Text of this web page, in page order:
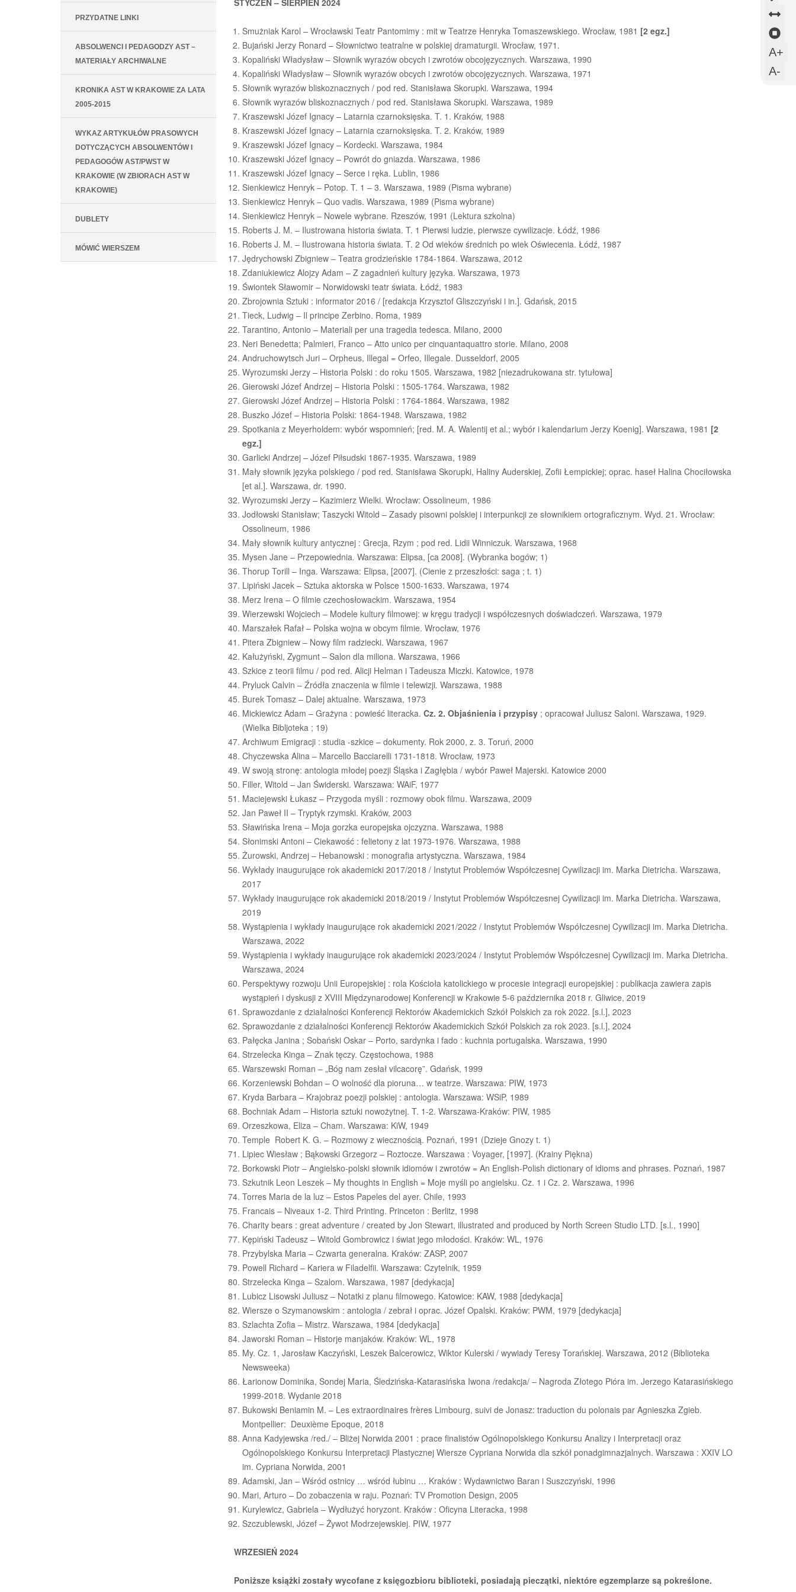
A+
A-
PRZYDATNE LINKI
ABSOLWENCI I PEDAGODZY AST –
MATERIAŁY ARCHIWALNE
KRONIKA AST W KRAKOWIE ZA LATA
2005-2015
WYKAZ ARTYKUŁÓW PRASOWYCH
DOTYCZĄCYCH ABSOLWENTÓW I
PEDAGOGÓW AST/PWST W
KRAKOWIE (W ZBIORACH AST W
KRAKOWIE)
DUBLETY
MÓWIĆ WIERSZEM
STYCZEŃ – SIERPIEŃ 2024
Smużniak Karol – Wrocławski Teatr Pantomimy : mit w Teatrze Henryka Tomaszewskiego. Wrocław, 1981 [2 egz.]
Bujański Jerzy Ronard – Słownictwo teatralne w polskiej dramaturgii. Wrocław, 1971.
Kopaliński Władysław – Słownik wyrazów obcych i zwrotów obcojęzycznych. Warszawa, 1990
Kopaliński Władysław – Słownik wyrazów obcych i zwrotów obcojęzycznych. Warszawa, 1971
Słownik wyrazów bliskoznacznych / pod red. Stanisława Skorupki. Warszawa, 1994
Słownik wyrazów bliskoznacznych / pod red. Stanisława Skorupki. Warszawa, 1989
Kraszewski Józef Ignacy – Latarnia czarnoksięska. T. 1. Kraków, 1988
Kraszewski Józef Ignacy – Latarnia czarnoksięska. T. 2. Kraków, 1989
Kraszewski Józef Ignacy – Kordecki. Warszawa, 1984
Kraszewski Józef Ignacy – Powrót do gniazda. Warszawa, 1986
Kraszewski Józef Ignacy – Serce i ręka. Lublin, 1986
Sienkiewicz Henryk – Potop. T. 1 – 3. Warszawa, 1989 (Pisma wybrane)
Sienkiewicz Henryk – Quo vadis. Warszawa, 1989 (Pisma wybrane)
Sienkiewicz Henryk – Nowele wybrane. Rzeszów, 1991 (Lektura szkolna)
Roberts J. M. – Ilustrowana historia świata. T. 1 Pierwsi ludzie, pierwsze cywilizacje. Łódź, 1986
Roberts J. M. – Ilustrowana historia świata. T. 2 Od wieków średnich po wiek Oświecenia. Łódź, 1987
Jędrychowski Zbigniew – Teatra grodzieńskie 1784-1864. Warszawa, 2012
Zdaniukiewicz Alojzy Adam – Z zagadnień kultury języka. Warszawa, 1973
Świontek Sławomir – Norwidowski teatr świata. Łódź, 1983
Zbrojownia Sztuki : informator 2016 / [redakcja Krzysztof Gliszczyński i in.]. Gdańsk, 2015
Tieck, Ludwig – Il principe Zerbino. Roma, 1989
Tarantino, Antonio – Materiali per una tragedia tedesca. Milano, 2000
Neri Benedetta; Palmieri, Franco – Atto unico per cinquantaquattro storie. Milano, 2008
Andruchowytsch Juri – Orpheus, Illegal = Orfeo, Illegale. Dusseldorf, 2005
Wyrozumski Jerzy – Historia Polski : do roku 1505. Warszawa, 1982 [niezadrukowana str. tytułowa]
Gierowski Józef Andrzej – Historia Polski : 1505-1764. Warszawa, 1982
Gierowski Józef Andrzej – Historia Polski : 1764-1864. Warszawa, 1982
Buszko Józef – Historia Polski: 1864-1948. Warszawa, 1982
Spotkania z Meyerholdem: wybór wspomnień; [red. M. A. Walentij et al.; wybór i kalendarium Jerzy Koenig]. Warszawa, 1981 [2
egz.]
Garlicki Andrzej – Józef Piłsudski 1867-1935. Warszawa, 1989
Mały słownik języka polskiego / pod red. Stanisława Skorupki, Haliny Auderskiej, Zofii Łempickiej; oprac. haseł Halina Chociłowska
[et al.]. Warszawa, dr. 1990.
Wyrozumski Jerzy – Kazimierz Wielki. Wrocław: Ossolineum, 1986
Jodłowski Stanisław; Taszycki Witold – Zasady pisowni polskiej i interpunkcji ze słownikiem ortograficznym. Wyd. 21. Wrocław:
Ossolineum, 1986
Mały słownik kultury antycznej : Grecja, Rzym ; pod red. Lidii Winniczuk. Warszawa, 1968
Mysen Jane – Przepowiednia. Warszawa: Elipsa, [ca 2008]. (Wybranka bogów; 1)
Thorup Torill – Inga. Warszawa: Elipsa, [2007]. (Cienie z przeszłości: saga ; t. 1)
Lipiński Jacek – Sztuka aktorska w Polsce 1500-1633. Warszawa, 1974
Merz Irena – O filmie czechosłowackim. Warszawa, 1954
Wierzewski Wojciech – Modele kultury filmowej: w kręgu tradycji i współczesnych doświadczeń. Warszawa, 1979
Marszałek Rafał – Polska wojna w obcym filmie. Wrocław, 1976
Pitera Zbigniew – Nowy film radziecki. Warszawa, 1967
Kałużyński, Zygmunt – Salon dla miliona. Warszawa, 1966
Szkice z teorii filmu / pod red. Alicji Helman i Tadeusza Miczki. Katowice, 1978
Pryluck Calvin – Źródła znaczenia w filmie i telewizji. Warszawa, 1988
Burek Tomasz – Dalej aktualne. Warszawa, 1973
Mickiewicz Adam – Grażyna : powieść literacka. Cz. 2. Objaśnienia i przypisy; opracował Juliusz Saloni. Warszawa, 1929.
(Wielka Bibljoteka ; 19)
Archiwum Emigracji : studia -szkice – dokumenty. Rok 2000, z. 3. Toruń, 2000
Chyczewska Alina – Marcello Bacciarelli 1731-1818. Wrocław, 1973
W swoją stronę: antologia młodej poezji Śląska i Zagłębia / wybór Paweł Majerski. Katowice 2000
Filler, Witold – Jan Świderski. Warszawa: WAiF, 1977
Maciejewski Łukasz – Przygoda myśli : rozmowy obok filmu. Warszawa, 2009
Jan Paweł II – Tryptyk rzymski. Kraków, 2003
Sławińska Irena – Moja gorzka europejska ojczyzna. Warszawa, 1988
Słonimski Antoni – Ciekawość : felietony z lat 1973-1976. Warszawa, 1988
Żurowski, Andrzej – Hebanowski : monografia artystyczna. Warszawa, 1984
Wykłady inaugurujące rok akademicki 2017/2018 / Instytut Problemów Współczesnej Cywilizacji im. Marka Dietricha. Warszawa,
2017
Wykłady inaugurujące rok akademicki 2018/2019 / Instytut Problemów Współczesnej Cywilizacji im. Marka Dietricha. Warszawa,
2019
Wystąpienia i wykłady inaugurujące rok akademicki 2021/2022 / Instytut Problemów Współczesnej Cywilizacji im. Marka Dietricha.
Warszawa, 2022
Wystąpienia i wykłady inaugurujące rok akademicki 2023/2024 / Instytut Problemów Współczesnej Cywilizacji im. Marka Dietricha.
Warszawa, 2024
Perspektywy rozwoju Unii Europejskiej : rola Kościoła katolickiego w procesie integracji europejskiej : publikacja zawiera zapis
wystąpień i dyskusji z XVIII Międzynarodowej Konferencji w Krakowie 5-6 października 2018 r. Gliwice, 2019
Sprawozdanie z działalności Konferencji Rektorów Akademickich Szkół Polskich za rok 2022. [s.l.], 2023
Sprawozdanie z działalności Konferencji Rektorów Akademickich Szkół Polskich za rok 2023. [s.l.], 2024
Pałęcka Janina ; Sobański Oskar – Porto, sardynka i fado : kuchnia portugalska. Warszawa, 1990
Strzelecka Kinga – Znak tęczy. Częstochowa, 1988
Warszewski Roman – „Bóg nam zesłał vilcacorę”. Gdańsk, 1999
Korzeniewski Bohdan – O wolność dla pioruna… w teatrze. Warszawa: PIW, 1973
Kryda Barbara – Krajobraz poezji polskiej : antologia. Warszawa: WSiP, 1989
Bochniak Adam – Historia sztuki nowożytnej. T. 1-2. Warszawa-Kraków: PIW, 1985
Orzeszkowa, Eliza – Cham. Warszawa: KiW, 1949
Temple Robert K. G. – Rozmowy z wiecznością. Poznań, 1991 (Dzieje Gnozy t. 1)
Lipiec Wiesław ; Bąkowski Grzegorz – Roztocze. Warszawa : Voyager, [1997]. (Krainy Piękna)
Borkowski Piotr – Angielsko-polski słownik idiomów i zwrotów = An English-Polish dictionary of idioms and phrases. Poznań, 1987
Szkutnik Leon Leszek – My thoughts in English = Moje myśli po angielsku. Cz. 1 i Cz. 2. Warszawa, 1996
Torres Maria de la luz – Estos Papeles del ayer. Chile, 1993
Francais – Niveaux 1-2. Third Printing. Princeton : Berlitz, 1998
Charity bears : great adventure / created by Jon Stewart, illustrated and produced by North Screen Studio LTD. [s.l., 1990]
Kępiński Tadeusz – Witold Gombrowicz i świat jego młodości. Kraków: WL, 1976
Przybylska Maria – Czwarta generalna. Kraków: ZASP, 2007
Powell Richard – Kariera w Filadelfii. Warszawa: Czytelnik, 1959
Strzelecka Kinga – Szalom. Warszawa, 1987 [dedykacja]
Lubicz Lisowski Juliusz – Notatki z planu filmowego. Katowice: KAW, 1988 [dedykacja]
Wiersze o Szymanowskim : antologia / zebrał i oprac. Józef Opalski. Kraków: PWM, 1979 [dedykacja]
Szlachta Zofia – Mistrz. Warszawa, 1984 [dedykacja]
Jaworski Roman – Historje manjaków. Kraków: WL, 1978
My. Cz. 1, Jarosław Kaczyński, Leszek Balcerowicz, Wiktor Kulerski / wywiady Teresy Torańskiej. Warszawa, 2012 (Biblioteka
Newsweeka)
Łarionow Dominika, Sondej Maria, Śledzińska-Katarasińska Iwona /redakcja/ – Nagroda Złotego Pióra im. Jerzego Katarasińskiego
1999-2018. Wydanie 2018
Bukowski Beniamin M. – Les extraordinaires frères Limbourg, suivi de Jonasz: traduction du polonais par Agnieszka Zgieb.
Montpellier: Deuxième Epoque, 2018
Anna Kadyjewska /red./ – Bliżej Norwida 2001 : prace finalistów Ogólnopolskiego Konkursu Analizy i Interpretacji oraz
Ogólnopolskiego Konkursu Interpretacji Plastycznej Wiersze Cypriana Norwida dla szkół ponadgimnazjalnych. Warszawa : XXIV LO
im. Cypriana Norwida, 2001
Adamski, Jan – Wśród ostnicy … wśród łubinu … Kraków : Wydawnictwo Baran i Suszczyński, 1996
Mari, Arturo – Do zobaczenia w raju. Poznań: TV Promotion Design, 2005
Kurylewicz, Gabriela – Wydłużyć horyzont. Kraków : Oficyna Literacka, 1998
Szczublewski, Józef – Żywot Modrzejewskiej. PIW, 1977
WRZESIEŃ 2024
Poniższe książki zostały wycofane z księgozbioru biblioteki, posiadają pieczątki, niektóre egzemplarze są pokreślone.